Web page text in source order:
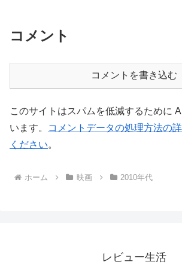
コメント
コメントを書き込む
このサイトはスパムを低減するために
います。
コメントデータの処理方法の
ください。
ホーム 映画 2010年代
レビュー生活